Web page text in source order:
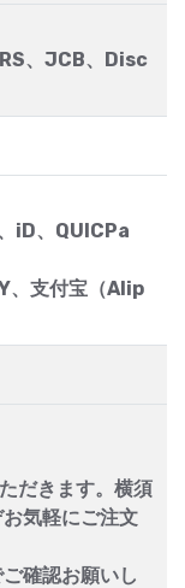
、JCB、Disc
iD、QUICPa
、支付宝（Alip
だきます。横須
気軽にご注文
確認お願いし